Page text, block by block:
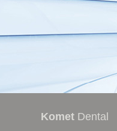
Komet Dental